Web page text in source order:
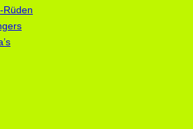
Rüden